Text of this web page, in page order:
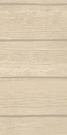
Autor :
Autor : Mestre
Pra jogar
Música: